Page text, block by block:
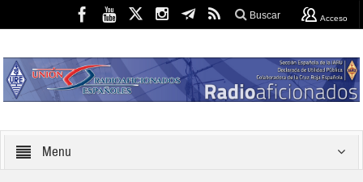
Buscar Acceso
Menu